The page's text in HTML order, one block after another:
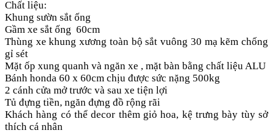
Chất liệu:
Khung sườn sắt ống
Gầm xe sắt ống 60cm
Thùng xe khung xương toàn bộ sắt vuông 30 mạ kẽm chống
gỉ sét
Mặt ốp xung quanh và ngăn xe , mặt bàn bằng chất liệu ALU
Bánh honda 60 x 60cm chịu được sức nặng 500kg
2 cánh cửa mở trước và sau xe tiện lợi
Tủ đựng tiền, ngăn đựng đồ rộng rãi
Khách hàng có thể decor thêm giỏ hoa, kệ trưng bày tùy sở
thích cá nhân